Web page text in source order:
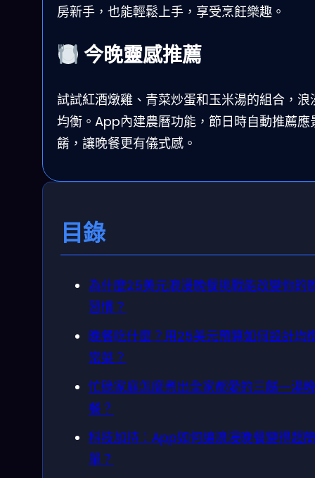
房新手，也能輕鬆上手，享受烹飪樂趣。
今晚靈感推薦
試試紅酒燉雞、青菜炒蛋和玉米湯的組合，浪
均衡。App內建農曆功能，節日時自動推薦應
餚，讓晚餐更有儀式感。
目錄
為什麼25美元浪漫晚餐挑戰能改變你的
習慣？
晚餐吃什麼？用25美元預算如何設計均
常菜？
忙碌家庭怎麼煮出全家都愛的三餸一湯
餐？
科技加持：App如何讓浪漫晚餐變得超
單？